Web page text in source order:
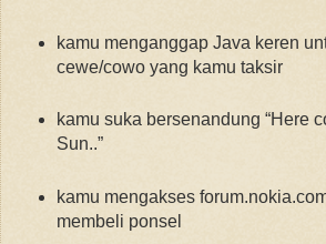
kamu menganggap Java keren
cewe/cowo yang kamu taksir
kamu suka bersenandung “Here
Sun..”
kamu mengakses
membeli ponsel